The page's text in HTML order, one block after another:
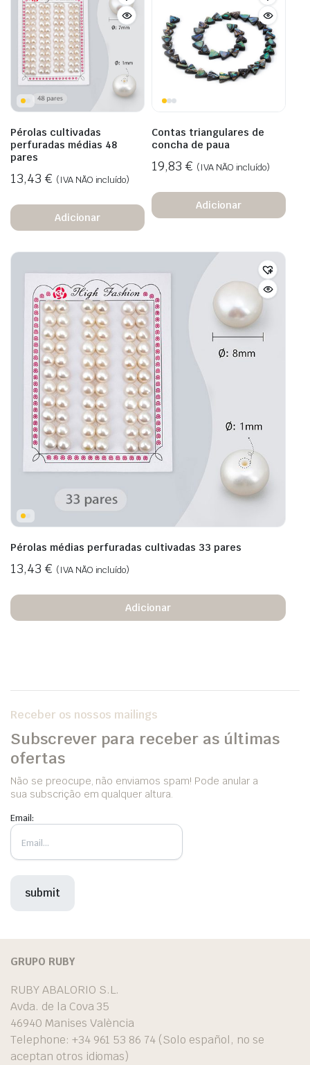
Pérolas cultivadas
perfuradas médias 48
pares
13,43 € (IVA NÃO incluído)
Adicionar
Contas triangulares de
concha de paua
19,83 € (IVA NÃO incluído)
Adicionar
Pérolas médias perfuradas cultivadas 33 pares
13,43 € (IVA NÃO incluído)
Adicionar
Receber os nossos mailings
Subscrever para receber as últimas
ofertas
Não se preocupe, não enviamos spam! Pode anular a
sua subscrição em qualquer altura.
Email:
GRUPO RUBY
RUBY ABALORIO S.L.
Avda. de la Cova 35
46940 Manises València
Telephone: +34 961 53 86 74 (Solo español, no se
aceptan otros idiomas)